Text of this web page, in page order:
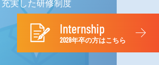
Internship
2028年卒の方はこちら
充実した研修制度